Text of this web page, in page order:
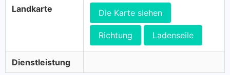
Landkarte Die Karte siehen
Richtung Ladenseile
Dienstleistung